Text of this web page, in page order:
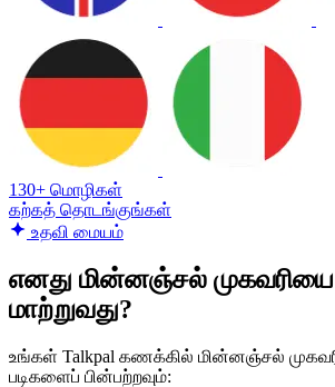
130+ மொழிகள்
கற்கத் தொடங்குங்கள்
உதவி மையம்
எனது மின்னஞ்சல் முகவரியை
மாற்றுவது?
உங்கள் Talkpal கணக்கில் மின்னஞ்சல்
படிகளைப் பின்பற்றவும்: